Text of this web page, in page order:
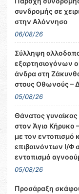
συνδρομής σε
στην Αλόννησο
06/08/26
Σύλληψη
εξαρτησιογόνων
άνδρα στη
στους Οθωνούς –
05/08/26
Θάνατος
στον Άγιο Κήρυκο
με τον εντοπισμό
επιβαινόντων Ι/Φ
εντοπισμό
05/08/26
Προσάραξη